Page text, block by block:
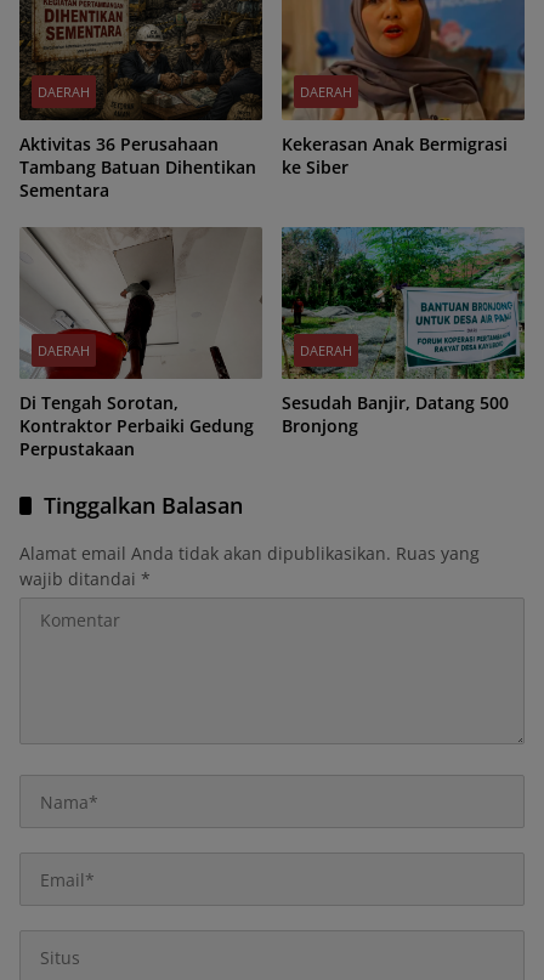
DAERAH
Aktivitas 36 Perusahaan
Tambang Batuan Dihentikan
Sementara
DAERAH
Kekerasan Anak Bermigrasi
ke Siber
DAERAH
Di Tengah Sorotan,
Kontraktor Perbaiki Gedung
Perpustakaan
DAERAH
Sesudah Banjir, Datang 500
Bronjong
Tinggalkan Balasan
Alamat email Anda tidak akan dipublikasikan. Ruas yang
wajib ditandai *